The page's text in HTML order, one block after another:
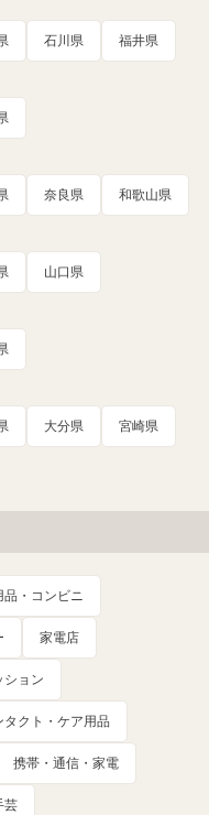
石川県 福井県
奈良県 和歌山県
山口県
大分県 宮崎県
・コンビニ
家電店
ション
タクト・ケア用品
携帯・通信・家電
芸